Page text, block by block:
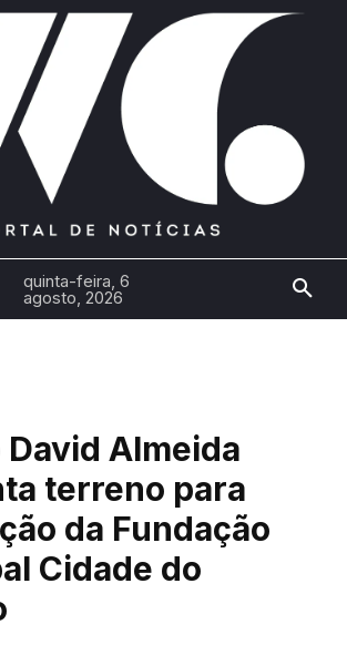
quinta-feira, 6
agosto, 2026
Almeida
terreno para
da Fundação
Cidade do